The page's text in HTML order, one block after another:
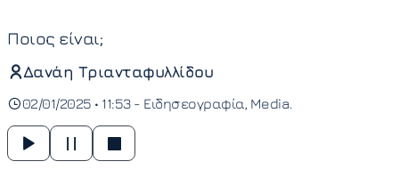
Ποιος είναι;
Δανάη Τριανταφυλλίδου
02/01/2025 • 11:53 - Ειδησεογραφία Media